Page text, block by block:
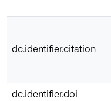
dc.identifier.citation
dc.identifier.doi